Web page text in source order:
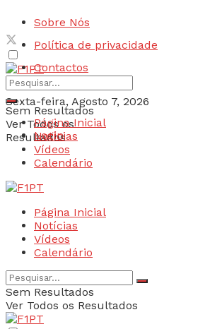
Sobre Nós
Política de privacidade
Contactos
Sexta-feira, Agosto 7, 2026
Login
Sem Resultados
Ver Todos os
Resultados
Página Inicial
Notícias
Vídeos
Calendário
Página Inicial
Notícias
Vídeos
Calendário
Sem Resultados
Ver Todos os Resultados